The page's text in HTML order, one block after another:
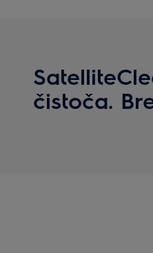
čistoča.